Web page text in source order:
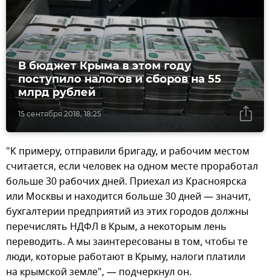
15 сентября 2018, 18:25
В бюджет Крыма в этом году
поступило налогов и сборов на 55
млрд рублей
"К примеру, отправили бригаду, и рабочим местом
считается, если человек на одном месте проработал
больше 30 рабочих дней. Приехал из Красноярска
или Москвы и находится больше 30 дней — значит,
бухгалтерии предприятий из этих городов должны
перечислять НДФЛ в Крым, а некоторым лень
переводить. А мы заинтересованы в том, чтобы те
люди, которые работают в Крыму, налоги платили
на крымской земле", — подчеркнул он.